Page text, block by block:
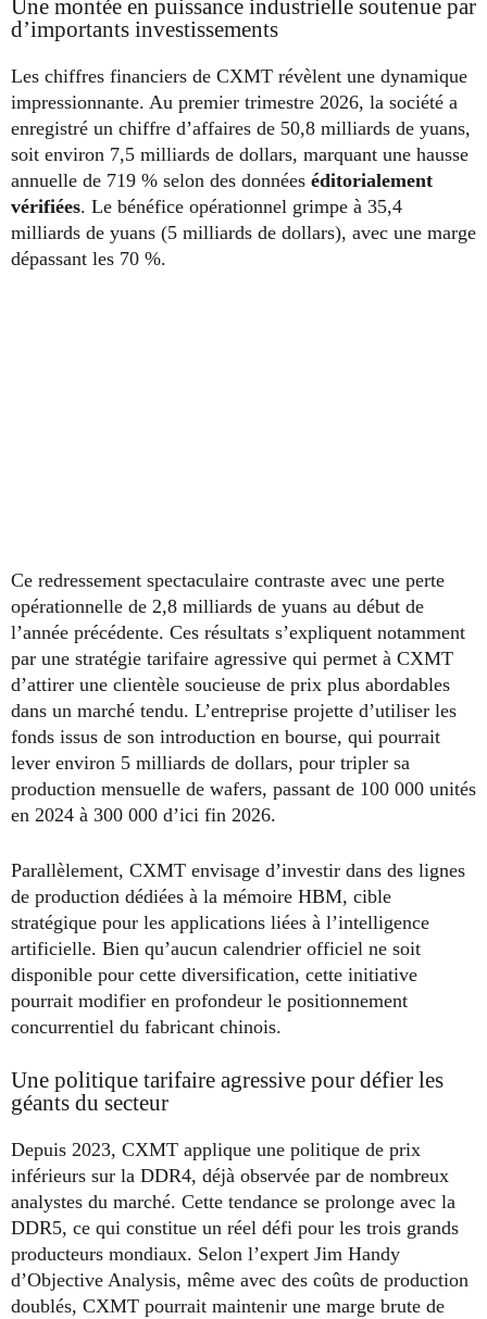
Une montée en puissance industrielle soutenue par
d’importants investissements
Les chiffres financiers de CXMT révèlent une dynamique
impressionnante. Au premier trimestre 2026, la société a
enregistré un chiffre d’affaires de 50,8 milliards de yuans,
soit environ 7,5 milliards de dollars, marquant une hausse
annuelle de 719 % selon des données éditorialement
vérifiées. Le bénéfice opérationnel grimpe à 35,4
milliards de yuans (5 milliards de dollars), avec une marge
dépassant les 70 %.
Ce redressement spectaculaire contraste avec une perte
opérationnelle de 2,8 milliards de yuans au début de
l’année précédente. Ces résultats s’expliquent notamment
par une stratégie tarifaire agressive qui permet à CXMT
d’attirer une clientèle soucieuse de prix plus abordables
dans un marché tendu. L’entreprise projette d’utiliser les
fonds issus de son introduction en bourse, qui pourrait
lever environ 5 milliards de dollars, pour tripler sa
production mensuelle de wafers, passant de 100 000 unités
en 2024 à 300 000 d’ici fin 2026.
Parallèlement, CXMT envisage d’investir dans des lignes
de production dédiées à la mémoire HBM, cible
stratégique pour les applications liées à l’intelligence
artificielle. Bien qu’aucun calendrier officiel ne soit
disponible pour cette diversification, cette initiative
pourrait modifier en profondeur le positionnement
concurrentiel du fabricant chinois.
Une politique tarifaire agressive pour défier les
géants du secteur
Depuis 2023, CXMT applique une politique de prix
inférieurs sur la DDR4, déjà observée par de nombreux
analystes du marché. Cette tendance se prolonge avec la
DDR5, ce qui constitue un réel défi pour les trois grands
producteurs mondiaux. Selon l’expert Jim Handy
d’Objective Analysis, même avec des coûts de production
doublés, CXMT pourrait maintenir une marge brute de